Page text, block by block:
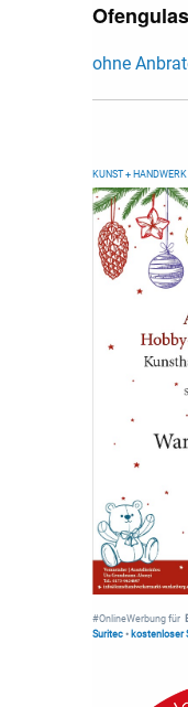
ohne
KUNST +
#OnlineWerbung für
Suritec• kostenloser